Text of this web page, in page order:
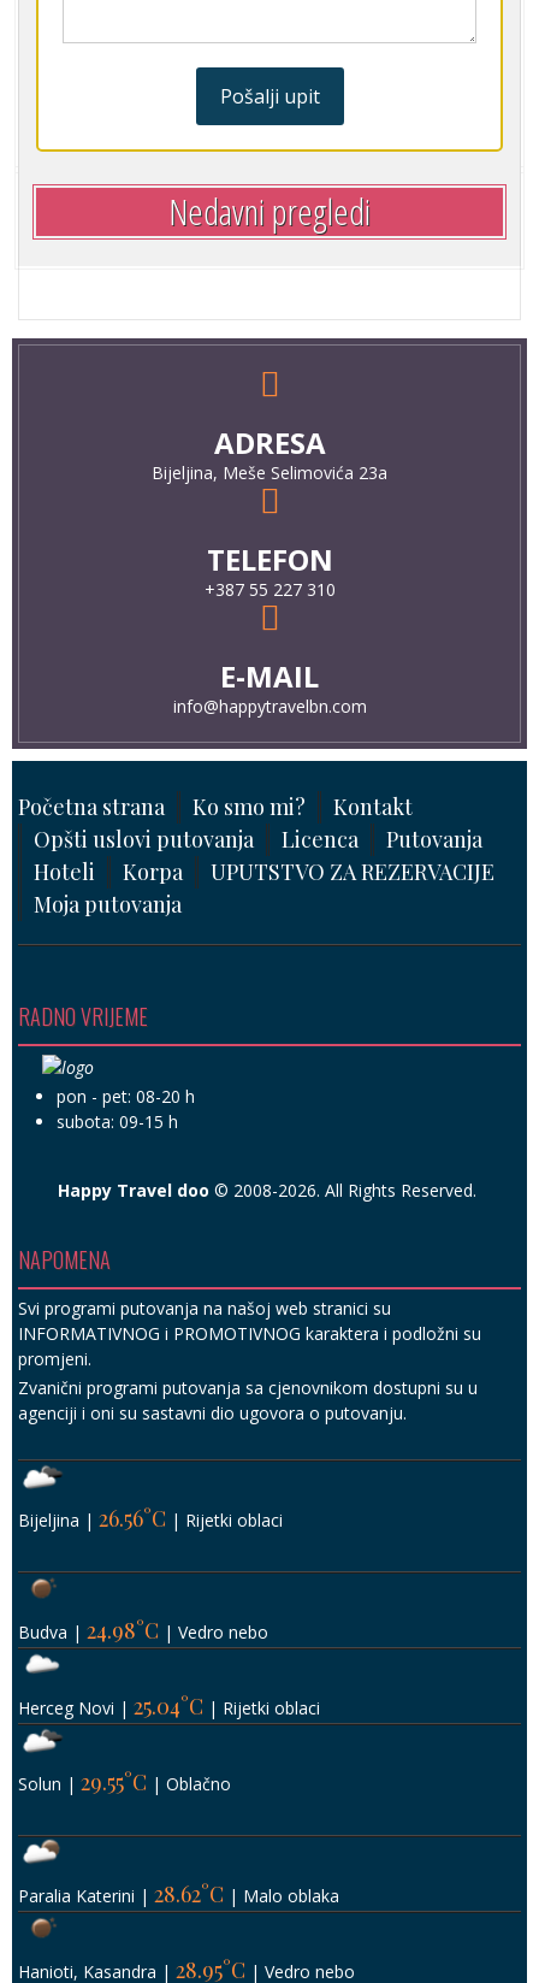
Pošalji upit
Nedavni pregledi
ADRESA
Bijeljina, Meše Selimovića 23a
TELEFON
+387 55 227 310
E-MAIL
info@happytravelbn.com
Početna strana Ko smo mi?
Kontakt
Opšti uslovi putovanja
Licenca
Putovanja
Hoteli
Korpa
UPUTSTVO ZA REZERVACIJE
Moja putovanja
RADNO VRIJEME
pon - pet: 08-20 h
subota: 09-15 h
Happy Travel doo © 2008-2026. All Rights Reserved.
NAPOMENA
Svi programi putovanja na našoj web stranici su
INFORMATIVNOG i PROMOTIVNOG karaktera i podložni su
promjeni.
Zvanični programi putovanja sa cjenovnikom dostupni su u
agenciji i oni su sastavni dio ugovora o putovanju.
Bijeljina | 26.56°C | Rijetki oblaci
Budva | 24.98°C | Vedro nebo
Herceg Novi | 25.04°C | Rijetki oblaci
Solun | 29.55°C | Oblačno
Paralia Katerini | 28.62°C | Malo oblaka
Hanioti, Kasandra | 28.95°C | Vedro nebo